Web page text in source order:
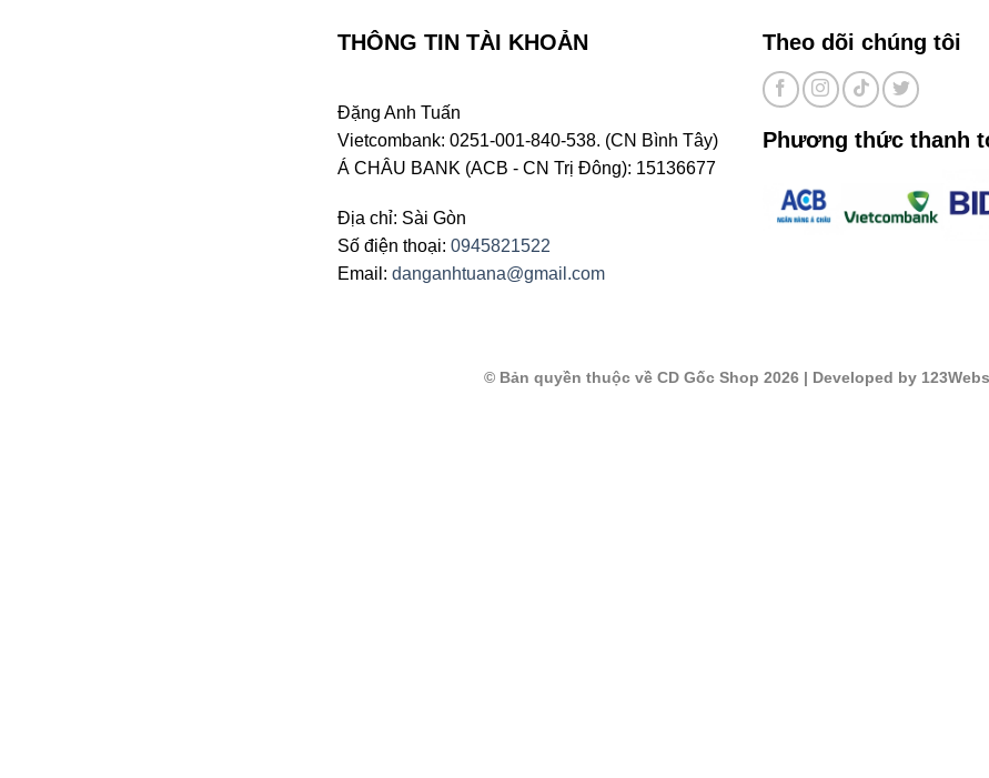
THÔNG TIN TÀI KHOẢN
Đặng Anh Tuấn
Vietcombank: 0251-001-840-538. (CN Bình Tây)
Á CHÂU BANK (ACB - CN Trị Đông): 15136677
Địa chỉ: Sài Gòn
Số điện thoại: 0945821522
Email: danganhtuana@gmail.com
Theo dõi chúng tôi
Phương thức thanh
© Bản quyền thuộc về CD Gốc Shop 2026| Developed by